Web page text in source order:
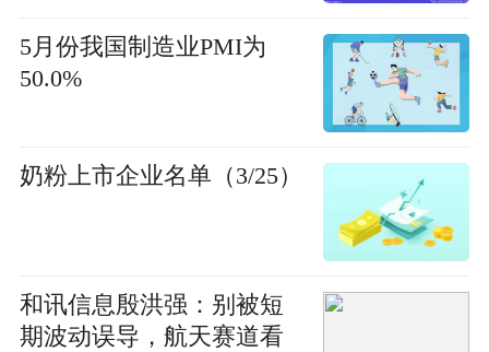
5月份我国制造业PMI为
50.0%
奶粉上市企业名单（3/25）
和讯信息殷洪强：别被短
期波动误导，航天赛道看